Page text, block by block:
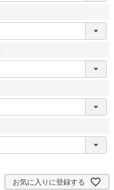
お気に入りに登録する